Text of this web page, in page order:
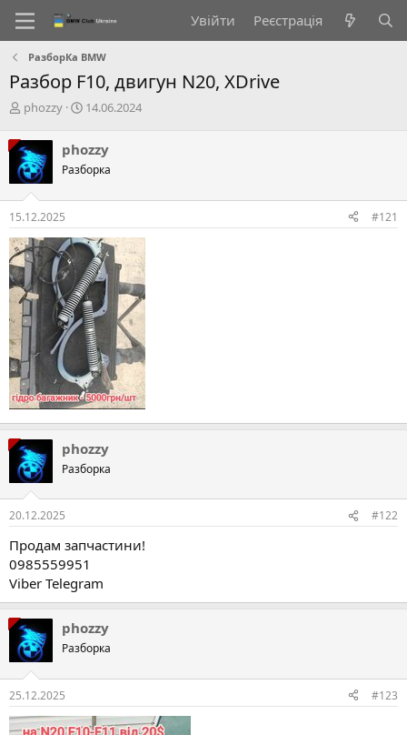
Увійти Реєстрація
РазборКа BMW
Разбор F10, двигун N20, XDrive
А
т
о
р
т
е
м
и
phozzy
Д
а
с
в
р
е
н
н
я
14.06.2024
phozzy
Разборка
15.12.2025 #121
phozzy
Разборка
20.12.2025 #122
Продам запчастини!
0985559951
Viber Telegram
phozzy
Разборка
25.12.2025 #123